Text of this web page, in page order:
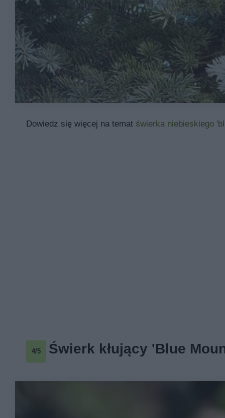
Dowiedz się więcej na temat świerka niebieskiego
4/5 Świerk kłujący 'Blue